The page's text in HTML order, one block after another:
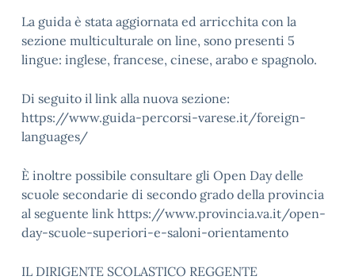
La guida è stata aggiornata ed arricchita con la
sezione multiculturale on line, sono presenti 5
lingue: inglese, francese, cinese, arabo e spagnolo.
Di seguito il link alla nuova sezione:
https://www.guida-percorsi-varese.it/foreign-
languages/
È inoltre possibile consultare gli Open Day delle
scuole secondarie di secondo grado della provincia
al seguente link https://www.provincia.va.it/open-
day-scuole-superiori-e-saloni-orientamento
IL DIRIGENTE SCOLASTICO REGGENTE